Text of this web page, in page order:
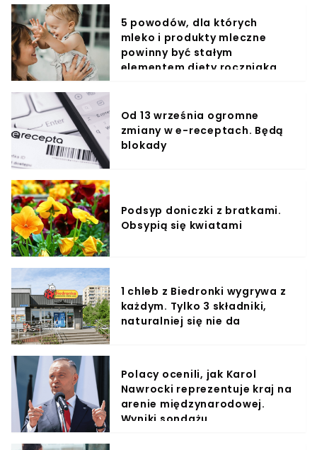
5 powodów, dla których
mleko i produkty mleczne
powinny być stałym
elementem diety roczniaka
Od 13 września ogromne
zmiany w e-receptach. Będą
blokady
Podsyp doniczki z bratkami.
Obsypią się kwiatami
1 chleb z Biedronki wygrywa z
każdym. Tylko 3 składniki,
naturalniej się nie da
Polacy ocenili, jak Karol
Nawrocki reprezentuje kraj na
arenie międzynarodowej.
Wyniki sondażu